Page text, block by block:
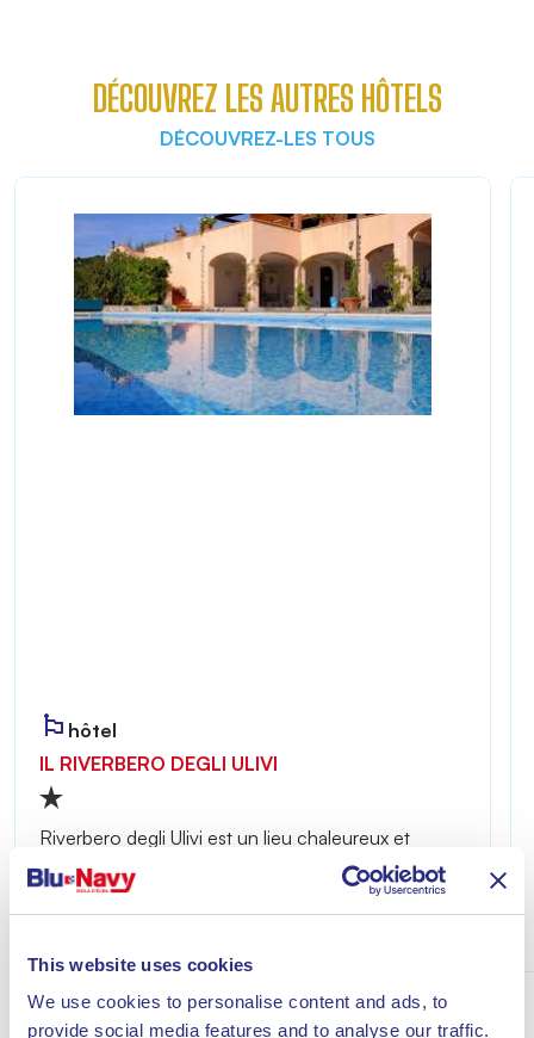
This website uses cookies
We use cookies to personalise content and ads, to
provide social media features and to analyse our traffic.
DÉCOUVREZ LES AUTRES HÔTELS
DÉCOUVREZ-LES TOUS
hôtel
IL RIVERBERO DEGLI ULIVI
Riverbero degli Ulivi est un lieu chaleureux et
d’un séjour placé sous le signe de la détente à
quelques minutes de la mer de Lacona.